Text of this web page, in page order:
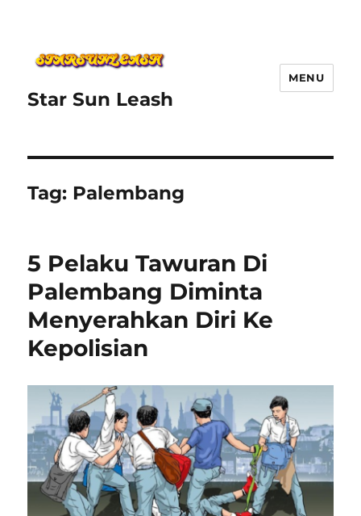
Star Sun Leash
MENU
Tag: Palembang
5 Pelaku Tawuran Di
Palembang Diminta
Menyerahkan Diri Ke
Kepolisian